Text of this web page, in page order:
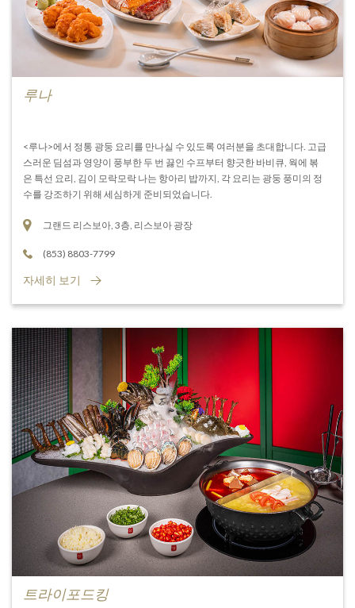
루나
<루나>에서 정통 광둥 요리를 만나실 수 있도록 여러분을 초대합니다. 고급
스러운 딤섬과 영양이 풍부한 두 번 끓인 수프부터 향긋한 바비큐, 웍에 볶
은 특선 요리, 김이 모락모락 나는 항아리 밥까지, 각 요리는 광둥 풍미의 정
수를 강조하기 위해 세심하게 준비되었습니다.
그랜드 리스보아, 3층, 리스보아 광장
(853) 8803-7799
자세히 보기
트라이포드킹